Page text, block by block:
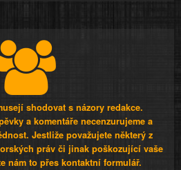
shodovat s názory redakce.
a komentáře necenzurujeme a
Jestliže považujete některý z
práv či jinak poškozující vaše
nám to přes kontaktní formulář.